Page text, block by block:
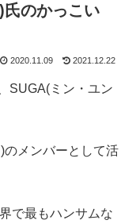
のかっこい
2020.11.09 2021.12.22
SUGA(ミン・ユン
のメンバーとして活
で最もハンサムな